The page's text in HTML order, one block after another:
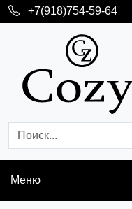
+7(918)754-59-64
Меню